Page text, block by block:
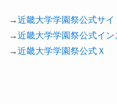
→近畿大学学園祭公式サイ
→近畿大学学園祭公式イン
→近畿大学学園祭公式Ｘ